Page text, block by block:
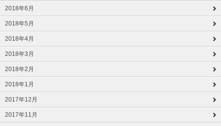
2018年6月
2018年5月
2018年4月
2018年3月
2018年2月
2018年1月
2017年12月
2017年11月